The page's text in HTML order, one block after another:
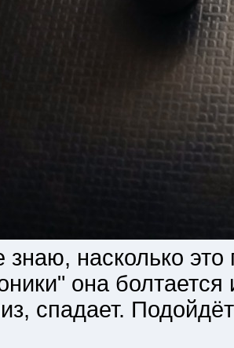
знаю, насколько
она
спадает.